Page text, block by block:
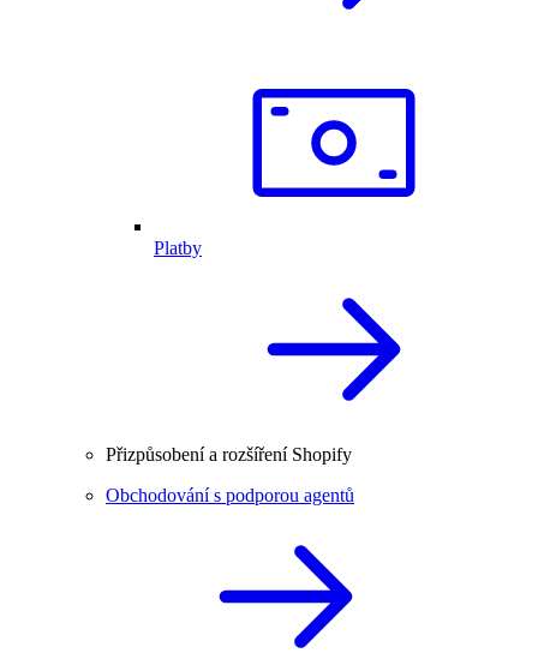
Platby
Přizpůsobení a rozšíření Shopify
Obchodování s podporou agentů